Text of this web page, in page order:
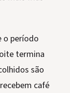
o período
termina
são
café